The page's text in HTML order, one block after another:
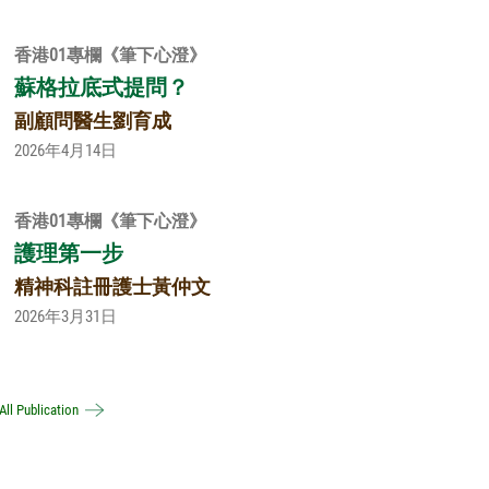
香港01專欄《筆下心澄》
蘇格拉底式提問？
副顧問醫生劉育成
2026年4月14日
香港01專欄《筆下心澄》
護理第一步
精神科註冊護士黃仲文
2026年3月31日
Publication